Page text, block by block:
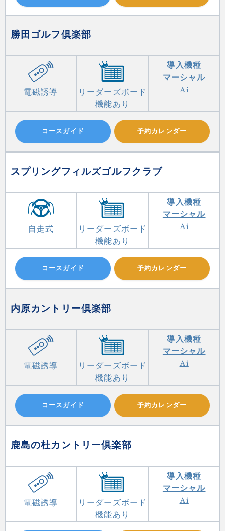
勝田ゴルフ倶楽部
電磁誘導
リーダーズボード
機能あり
導入機種
マーシャル
Ai
コースガイド 予約カレンダー
スプリングフィルズゴルフクラブ
自走式
リーダーズボード
機能あり
導入機種
マーシャル
Ai
コースガイド 予約カレンダー
内原カントリー倶楽部
電磁誘導
リーダーズボード
機能あり
導入機種
マーシャル
Ai
コースガイド 予約カレンダー
鹿島の杜カントリー倶楽部
電磁誘導
リーダーズボード
機能あり
導入機種
マーシャル
Ai